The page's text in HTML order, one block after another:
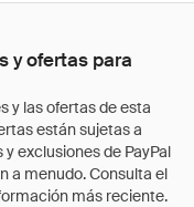
y ofertas para